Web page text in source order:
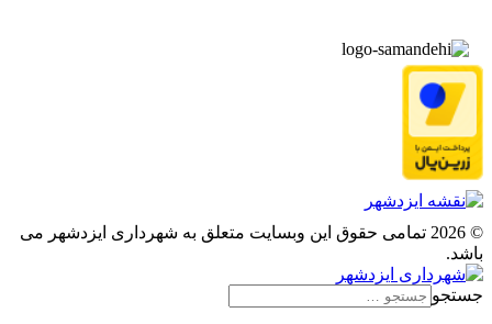
© 2026 تمامی حقوق این وبسایت متعلق به شهرداری ایزدشهر می
باشد.
جستجو